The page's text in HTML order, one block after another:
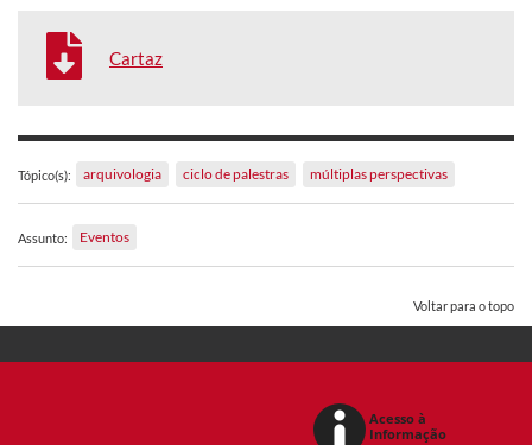
Cartaz
Tópico(s): arquivologia ciclo de palestras múltiplas perspectivas
Assunto: Eventos
Voltar para o topo